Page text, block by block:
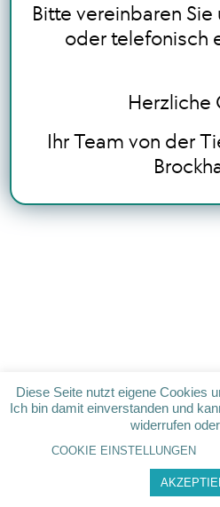
Diese Seite nutzt eigene Cookies
Ich bin damit einverstanden und
widerrufen
COOKIE EINSTELLUNGEN
Bitte vereinbaren
oder telefonisch
Herzliche
Ihr Team von der